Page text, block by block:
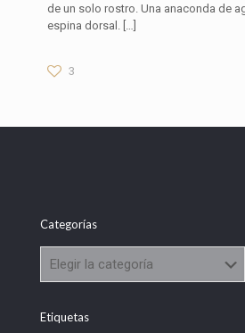
de un solo rostro. Una anaconda de
espina dorsal.
3
Categorías
Etiquetas